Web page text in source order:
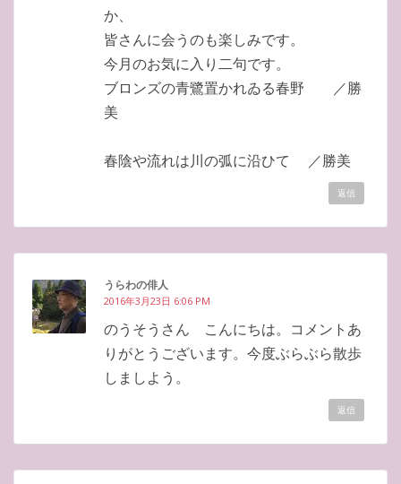
か、
皆さんに会うのも楽しみです。
今月のお気に入り二句です。
ブロンズの青鷺置かれゐる春野 ／勝
美
春陰や流れは川の弧に沿ひて ／勝美
返信
うらわの俳人
2016年3月23日 6:06 PM
のうそうさん こんにちは。コメントあ
りがとうございます。今度ぶらぶら散歩
しましよう。
返信